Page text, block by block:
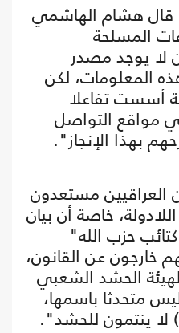
قال هشام الهاشمي
المسلحة
الآن لا يوجد مصدر
المعلومات، لكن
أسست تفاعلا
مواقع التواصل
بهذا الإنجاز".
مستعدون
خاصة أن بيان
حزب الله"
خارجون عن القانون،
الحشد الشعبي
متحدثا باسمها،
لا ينتمون للحشد".